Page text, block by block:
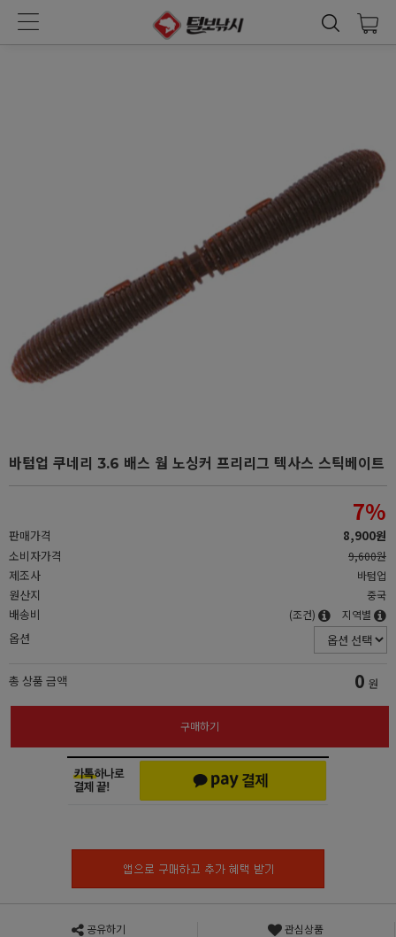
바텀업 쿠네리 3.6 배스 웜 노싱커 프리리그 텍사스 스틱베이트
판매가격
7%
8,900원
소비자가격
9,600원
제조사 바텀업
원산지 중국
배송비 (조건) 지역별
옵션
총 상품 금액 0 원
구매하기
공유하기 관심상품